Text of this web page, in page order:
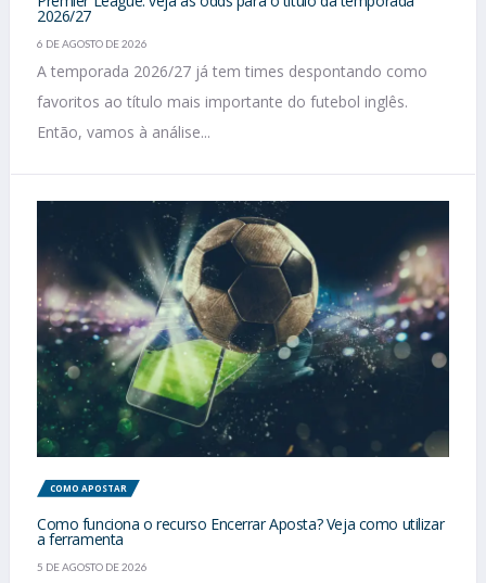
2026/27
6 DE AGOSTO DE 2026
A temporada 2026/27 já tem times despontando como
favoritos ao título mais importante do futebol inglês.
Então, vamos à análise...
COMO APOSTAR
Como funciona o recurso Encerrar Aposta? Veja como utilizar
a ferramenta
5 DE AGOSTO DE 2026